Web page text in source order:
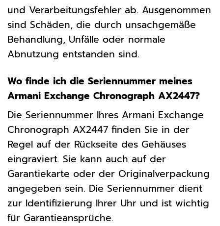
und Verarbeitungsfehler ab. Ausgenommen
sind Schäden, die durch unsachgemäße
Behandlung, Unfälle oder normale
Abnutzung entstanden sind.
Wo finde ich die Seriennummer meines
Armani Exchange Chronograph AX2447?
Die Seriennummer Ihres Armani Exchange
Chronograph AX2447 finden Sie in der
Regel auf der Rückseite des Gehäuses
eingraviert. Sie kann auch auf der
Garantiekarte oder der Originalverpackung
angegeben sein. Die Seriennummer dient
zur Identifizierung Ihrer Uhr und ist wichtig
für Garantieansprüche.